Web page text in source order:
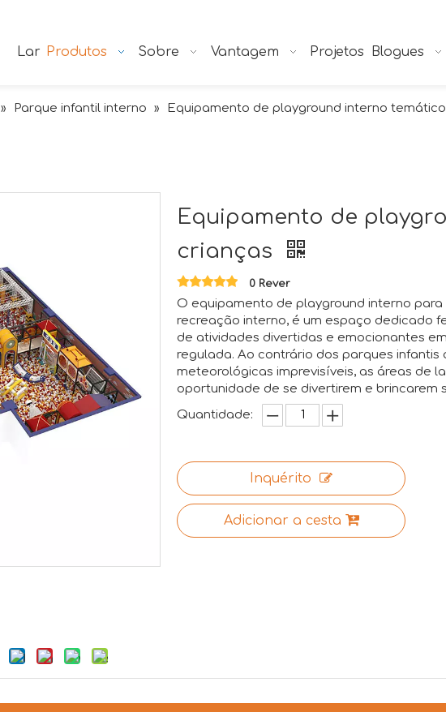
Lar Produtos Sobre Vantagem Projetos Blogues
» Parque infantil interno » Equipamento de playground interno temático
Equipamento de
crianças
0 Rever
O equipamento de playground interno
recreação interno, é um espaço dedicado
de atividades divertidas e emocionantes
regulada. Ao contrário dos parques
meteorológicas imprevisíveis, as áreas de
oportunidade de se divertirem e brincarem
Quantidade:
Inquérito
Adicionar a cesta